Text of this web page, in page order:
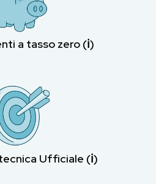
a tasso zero (ℹ︎)
Ufficiale (ℹ︎)